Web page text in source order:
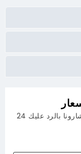
اترك رسالة تتضمن أسئلتك وسيقوم مستشارونا بالرد عليك 24